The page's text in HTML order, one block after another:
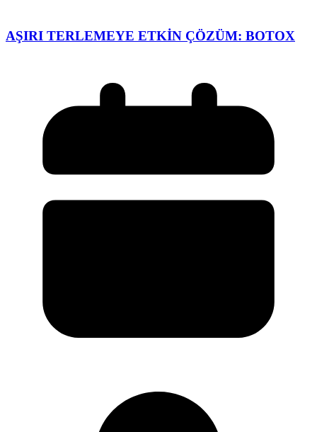
AŞIRI TERLEMEYE ETKİN ÇÖZÜM: BOTOX